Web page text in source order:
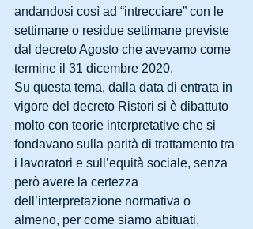
andandosi così ad “intrecciare” con le
settimane o residue settimane previste
dal decreto Agosto che avevamo come
termine il 31 dicembre 2020.
Su questa tema, dalla data di entrata in
vigore del decreto Ristori si è dibattuto
molto con teorie interpretative che si
fondavano sulla parità di trattamento tra
i lavoratori e sull’equità sociale, senza
però avere la certezza
dell’interpretazione normativa o
almeno, per come siamo abituati,